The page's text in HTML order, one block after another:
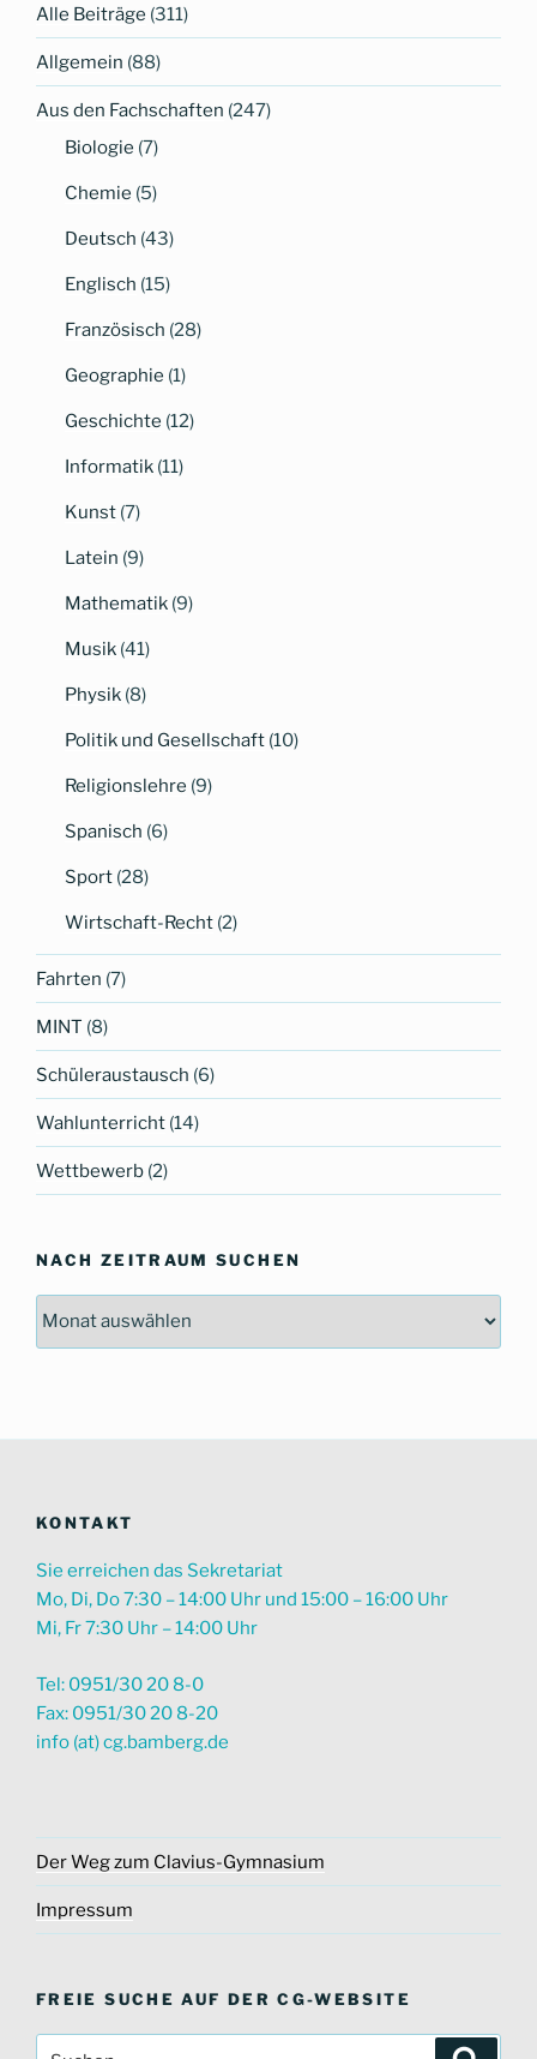
Alle Beiträge (311)
Allgemein (88)
Aus den Fachschaften (247)
Biologie (7)
Chemie (5)
Deutsch (43)
Englisch (15)
Französisch (28)
Geographie (1)
Geschichte (12)
Informatik (11)
Kunst (7)
Latein (9)
Mathematik (9)
Musik (41)
Physik (8)
Politik und Gesellschaft (10)
Religionslehre (9)
Spanisch (6)
Sport (28)
Wirtschaft-Recht (2)
Fahrten (7)
MINT (8)
Schüleraustausch (6)
Wahlunterricht (14)
Wettbewerb (2)
NACH ZEITRAUM SUCHEN
KONTAKT
Sie erreichen das Sekretariat
Mo, Di, Do 7:30 – 14:00 Uhr und 15:00 – 16:00 Uhr
Mi, Fr 7:30 Uhr – 14:00 Uhr
Tel: 0951/30 20 8-0
Fax: 0951/30 20 8-20
info (at) cg.bamberg.de
Der Weg zum Clavius-Gymnasium
Impressum
FREIE SUCHE AUF DER CG-WEBSITE